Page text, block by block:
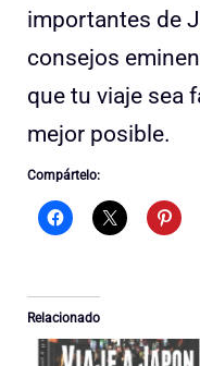
importantes de
consejos
que tu viaje sea
mejor posible.
Compártelo:
Relacionado